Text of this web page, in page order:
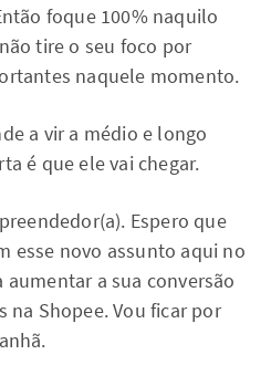
foque 100% naquilo
tire o seu foco por
naquele momento.
a vir a médio e longo
é que ele vai chegar.
Espero que
esse novo assunto aqui no
aumentar a sua conversão
na Shopee. Vou ficar por